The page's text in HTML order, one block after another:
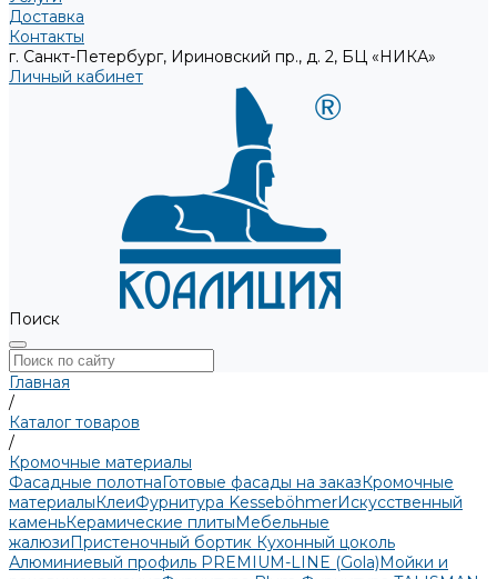
Доставка
Контакты
г. Санкт-Петербург, Ириновский пр., д. 2, БЦ «НИКА»
Личный кабинет
Поиск
Главная
/
Каталог товаров
/
Кромочные материалы
Фасадные полотнаГотовые фасады на заказКромочные
материалыКлеиФурнитура KesseböhmerИскусственный
каменьКерамические плитыМебельные
жалюзиПристеночный бортик Кухонный цоколь
Алюминиевый профиль PREMIUM-LINE (Gola)Мойки и